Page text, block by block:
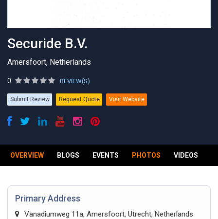
Securide B.V.
Amersfoort, Netherlands
0 REVIEW(S)
Submit Review Request Quote Visit Website
OVERVIEW BLOGS EVENTS PHOTOS VIDEOS
Primary Address
Vanadiumweg 11a, Amersfoort, Utrecht, Netherlands